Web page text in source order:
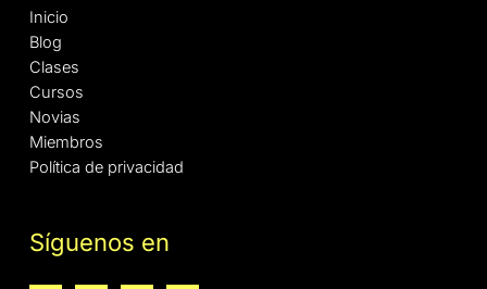
Inicio
Blog
Clases
Cursos
Novias
Miembros
Política de privacidad
Síguenos en